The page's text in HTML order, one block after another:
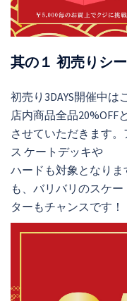
其の１ 初売りシ
初売り3DAYS開催中
店内商品全品20%OFFと
させていただきます。
ス ケートデッキや
ハードも対象となり
も、バリバリのスケー
ターもチャンスです！